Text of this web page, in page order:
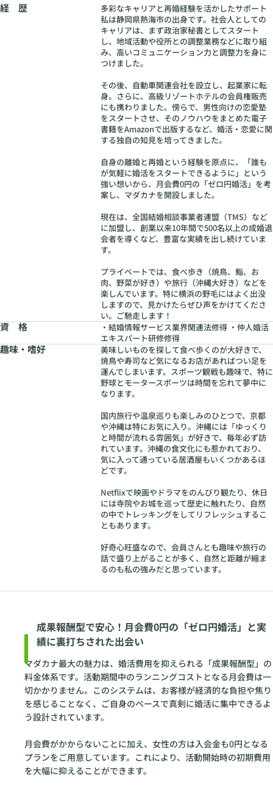
経 歴
多彩なキャリアと再婚経験を活かしたサポート
私は静岡県熱海市の出身です。社会人としての
キャリアは、まず政治家秘書としてスタート
し、地域活動や役所との調整業務などに取り組
み、高いコミュニケーション力と調整力を身に
つけました。
その後、自動車関連会社を設立し、起業家に転
身。さらに、高級リゾートホテルの会員権販売
にも携わりました。傍らで、男性向けの恋愛塾
をスタートさせ、そのノウハウをまとめた電子
書籍をAmazonで出版するなど、婚活・恋愛に関
する独自の知見を培ってきました。
自身の離婚と再婚という経験を原点に、「誰も
が気軽に婚活をスタートできるように」という
強い想いから、月会費0円の「ゼロ円婚活」を考
案し、マダカナを開設しました。
現在は、全国結婚相談事業者連盟（TMS）など
に加盟し、創業以来10年間で500名以上の成婚退
会者を導くなど、豊富な実績を出し続けていま
す。
プライベートでは、食べ歩き（焼鳥、鮨、お
肉、野菜が好き）や旅行（沖縄大好き）などを
楽しんでいます。特に横浜の野毛にはよく出没
しますので、見かけたらぜひ声をかけてくださ
い。ご馳走します！
資 格
・結婚情報サービス業界関連法修得 ・仲人婚活
エキスパート研修修得
趣味・嗜好
美味しいものを探して食べ歩くのが大好きで、
焼鳥や寿司など気になるお店があればつい足を
運んでしまいます。スポーツ観戦も趣味で、特に
野球とモータースポーツは時間を忘れて夢中に
なります。
国内旅行や温泉巡りも楽しみのひとつで、京都
や沖縄は特にお気に入り。沖縄には「ゆっくり
と時間が流れる雰囲気」が好きで、毎年必ず訪
れています。沖縄の食文化にも惹かれており、
気に入って通っている居酒屋もいくつかあるほ
どです。
Netflixで映画やドラマをのんびり観たり、休日
には寺院やお城を巡って歴史に触れたり、自然
の中でトレッキングをしてリフレッシュするこ
ともあります。
好奇心旺盛なので、会員さんとも趣味や旅行の
話で盛り上がることが多く、自然と距離が縮ま
るのも私の強みだと思っています。
成果報酬型で安心！月会費0円の「ゼロ円婚活」と実
績に裏打ちされた出会い
マダカナ最大の魅力は、婚活費用を抑えられる「成果報酬型」の
料金体系です。活動期間中のランニングコストとなる月会費は一
切かかりません。このシステムは、お客様が経済的な負担や焦り
を感じることなく、ご自身のペースで真剣に婚活に集中できるよ
う設計されています。
月会費がかからないことに加え、女性の方は入会金も0円となる
プランをご用意しています。これにより、活動開始時の初期費用
を大幅に抑えることができます。